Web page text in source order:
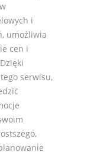
i
umożliwia
cen i
serwisu,